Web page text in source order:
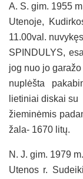
A. S. gim. 1955 m
Utenoje,
11.00val.
SPINDULYS,
jog nuo jo garažo
nuplėšta
lietiniai diskai su
žieminėmis
žala- 1670 litų.
N. J. gim. 1979 m
Utenos r.